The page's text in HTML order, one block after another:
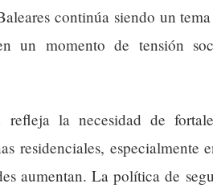
continúa siendo un
un momento de tensión
refleja la necesidad de
residenciales,
aumentan. La política de